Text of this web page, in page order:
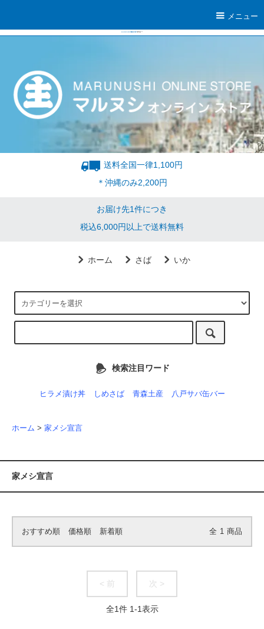
メニュー
送料全国一律1,100円
＊沖縄のみ2,200円
お届け先1件につき
税込6,000円以上で送料無料
ホーム さば いか
検索注目ワード
ヒラメ漬け丼 しめさば 青森土産 八戸サバ缶バー
ホーム > 家メシ宣言
家メシ宣言
おすすめ順 価格順 新着順 全 1 商品
< 前 次 >
全1件 1-1表示